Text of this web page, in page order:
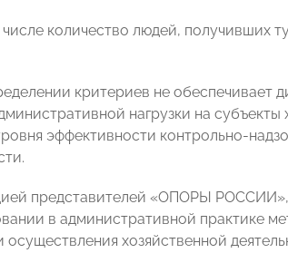
количество людей, получивших
критериев не обеспечивает
нагрузки на субъекты
эффективности контрольно-
представителей «ОПОРЫ
в административной практике
хозяйственной